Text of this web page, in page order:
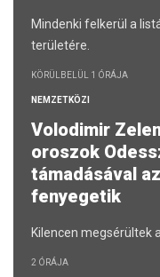
Mindenki felkerül a
területére.
KÖRÜLBELÜL 1 ÓRÁJA
NEMZETKÖZI
Volodimir
oroszok
támadásával
fenyegetik
Kilencen megsérültek
2 ÓRÁJA